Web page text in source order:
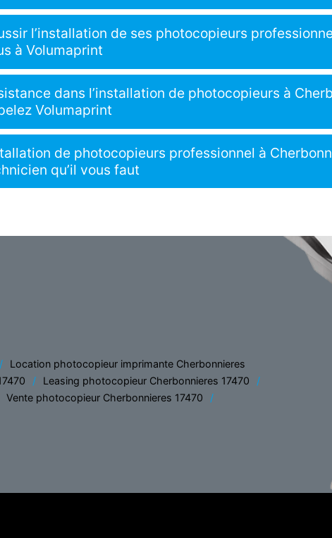
l’installation de ses photocopieurs
à Volumaprint
dans l’installation de photocopieurs à
Volumaprint
de photocopieurs professionnel à
qu’il vous faut
Location photocopieur imprimante Cherbonnieres
Leasing photocopieur Cherbonnieres 17470
Vente photocopieur Cherbonnieres 17470